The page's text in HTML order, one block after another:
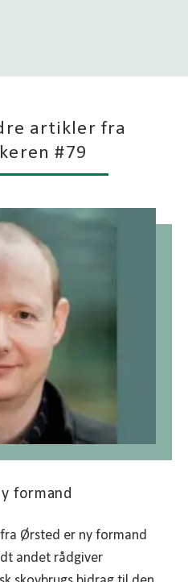
artikler fra
#79
formand
Ørsted er ny formand
andet rådgiver